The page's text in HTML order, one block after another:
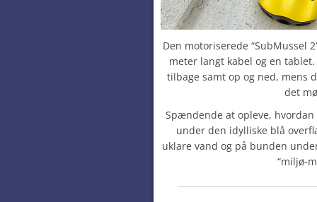
Den motoriserede “SubMussel
meter langt kabel og en
tilbage samt op og ned, mens
det
Spændende at opleve,
under den idylliske blå
uklare vand og på bunden
“miljø-